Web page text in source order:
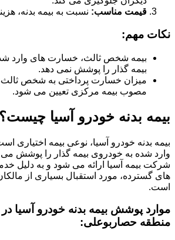
قیمت مناسب: نسبت به بیمه بدنه،
نکات مهم:
بیمه شخص ثالث، خسارت های وارد شده
بیمه گذار را پوشش نمی دهد.
میزان خسارت پرداختی به شخص
مصوب بیمه مرکزی تعیین می شود.
بیمه بدنه خودرو آسیا چیست؟
بیمه بدنه خودرو آسیا، نوعی بیمه
وارد شده به خودروی بیمه گذار را پوشش
شرکت بیمه آسیا ارائه می شود و به دلیل
های گسترده، مورد استقبال بسیاری از
است.
موارد پوشش بیمه بدنه خودرو آسیا
منطقه حصاربوعلی: